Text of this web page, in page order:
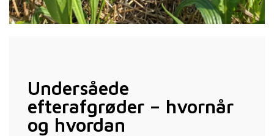
Undersåede
efterafgrøder – hvornår
og hvordan